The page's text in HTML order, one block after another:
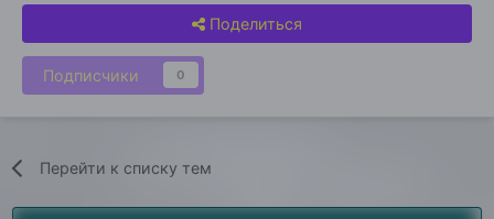
Поделиться
Подписчики 0
Перейти к списку тем